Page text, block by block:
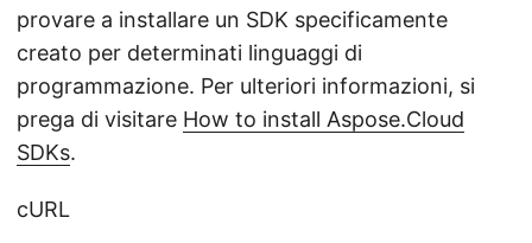
provare a installare un SDK specificamente
creato per determinati linguaggi di
programmazione. Per ulteriori informazioni, si
prega di visitare How to install Aspose.Cloud
SDKs.
cURL